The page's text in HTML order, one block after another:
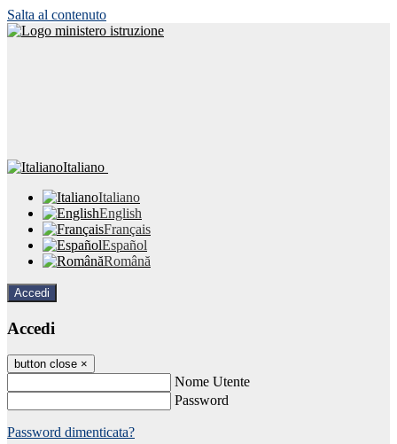
Salta al contenuto
Italiano
Italiano
English
Français
Español
Română
Accedi
Accedi
button close ×
Nome Utente
Password
Password dimenticata?